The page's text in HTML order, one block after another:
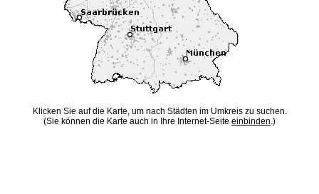
Klicken Sie auf die Karte, um nach Städten im Umkreis zu suchen.
(Sie können die Karte auch in Ihre Internet-Seite einbinden.)